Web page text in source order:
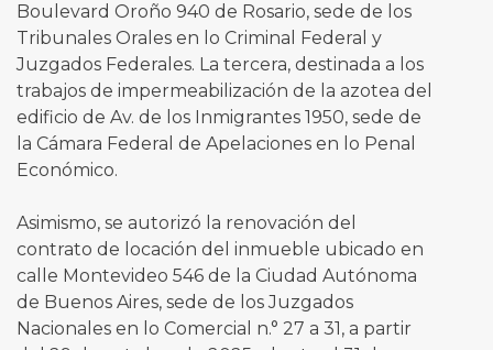
Boulevard Oroño 940 de Rosario, sede de los
Tribunales Orales en lo Criminal Federal y
Juzgados Federales. La tercera, destinada a los
trabajos de impermeabilización de la azotea del
edificio de Av. de los Inmigrantes 1950, sede de
la Cámara Federal de Apelaciones en lo Penal
Económico.
Asimismo, se autorizó la renovación del
contrato de locación del inmueble ubicado en
calle Montevideo 546 de la Ciudad Autónoma
de Buenos Aires, sede de los Juzgados
Nacionales en lo Comercial n.° 27 a 31, a partir